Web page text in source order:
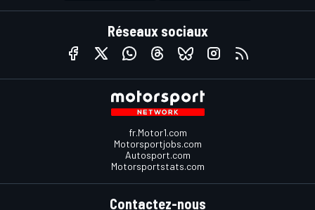
Réseaux sociaux
fr.Motor1.com
Motorsportjobs.com
Autosport.com
Motorsportstats.com
Contactez-nous